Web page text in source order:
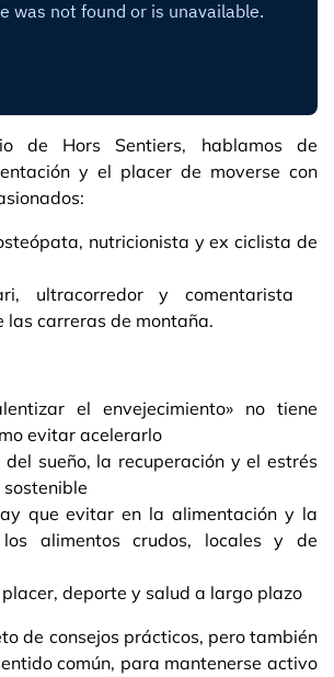
de Hors Sentiers, hablamos de
y el placer de moverse con
nutricionista y ex ciclista de
ultracorredor y comentarista
las carreras de montaña.
el envejecimiento» no tiene
evitar acelerarlo
sueño, la recuperación y el estrés
que evitar en la alimentación y la
alimentos crudos, locales y de
placer, deporte y salud a largo plazo
de consejos prácticos, pero también
común, para mantenerse activo